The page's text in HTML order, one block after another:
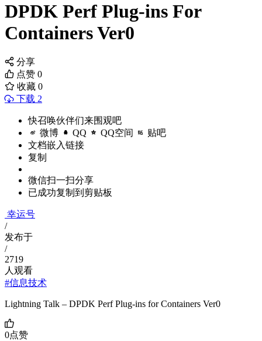
DPDK Perf Plug-ins For
Containers Ver0
分享
点赞 0
收藏 0
下载 2
快召唤伙伴们来围观吧
微博 QQ QQ空间 贴吧
文档嵌入链接
复制
微信扫一扫分享
已成功复制到剪贴板
幸运号
/
发布于
/
2719
人观看
#信息技术
Lightning Talk – DPDK Perf Plug-ins for Containers Ver0
0点赞